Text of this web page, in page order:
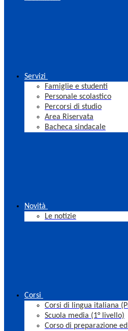
Servizi
Famiglie e studenti
Personale scolastico
Percorsi di studio
Area Riservata
Bacheca sindacale
Novità
Le notizie
Corsi
Corsi di lingua italiana
Scuola media (1° livello)
Corso di preparazione